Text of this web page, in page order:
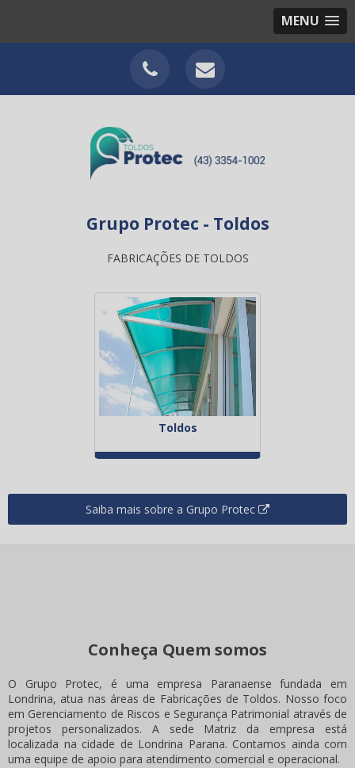
MENU
Grupo Protec - Toldos
FABRICAÇÕES DE TOLDOS
Toldos
Saiba mais sobre a Grupo Protec
Conheça Quem somos
O Grupo Protec, é uma empresa Paranaense fundada em
Londrina, atua nas áreas de Fabricações de Toldos. Nosso foco
em Gerenciamento de Riscos e Segurança Patrimonial através de
projetos personalizados. A sede Matriz da empresa está
localizada na cidade de Londrina Parana. Contamos ainda com
uma equipe de apoio para atendimento comercial e operacional.